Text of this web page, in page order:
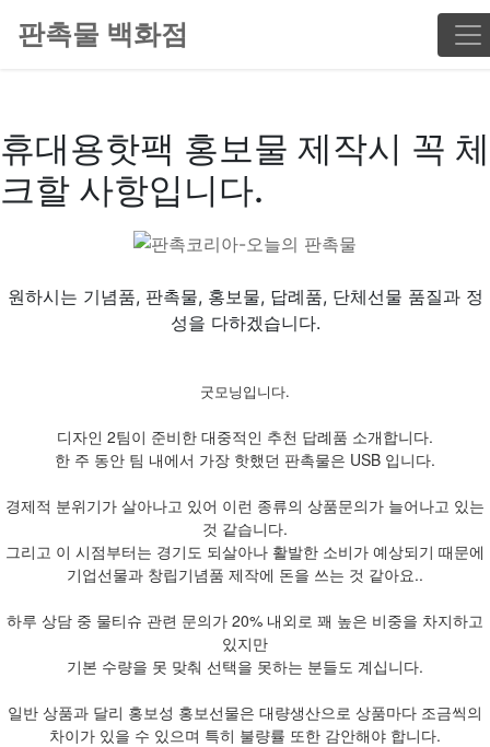
판촉물 백화점
휴대용핫팩 홍보물 제작시 꼭 체
크할 사항입니다.
원하시는 기념품, 판촉물, 홍보물, 답례품, 단체선물 품질과 정
성을 다하겠습니다.
굿모닝입니다.
디자인 2팀이 준비한 대중적인 추천 답례품 소개합니다.
한 주 동안 팀 내에서 가장 핫했던 판촉물은 USB 입니다.
경제적 분위기가 살아나고 있어 이런 종류의 상품문의가 늘어나고 있는
것 같습니다.
그리고 이 시점부터는 경기도 되살아나 활발한 소비가 예상되기 때문에
기업선물과 창립기념품 제작에 돈을 쓰는 것 같아요..
하루 상담 중 물티슈 관련 문의가 20% 내외로 꽤 높은 비중을 차지하고
있지만
기본 수량을 못 맞춰 선택을 못하는 분들도 계십니다.
일반 상품과 달리 홍보성 홍보선물은 대량생산으로 상품마다 조금씩의
차이가 있을 수 있으며 특히 불량률 또한 감안해야 합니다.